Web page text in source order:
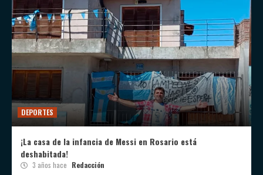
DEPORTES
¡La casa de la infancia de Messi en Rosario está
deshabitada!
3 años hace Redacción